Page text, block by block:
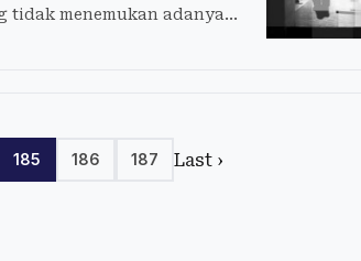
tidak menemukan adanya
185 186 187 Last ›